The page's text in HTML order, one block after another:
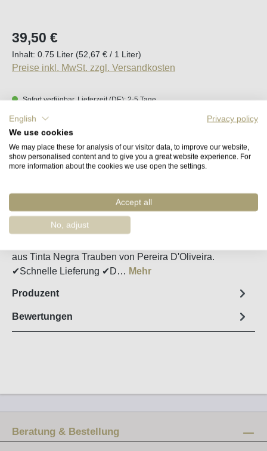
Regulärer Preis:
39,50 €
Inhalt: 0.75 Liter (52,67 € / 1 Liter)
Preise inkl. MwSt. zzgl. Versandkosten
Sofort verfügbar, Lieferzeit (DE): 2-5 Tage
Produkt Anzahl: Gib den gewünschten
Steckbrief
aus Tinta Negra Trauben von Pereira D'Oliveira.
✔Schnelle Lieferung ✔D… Mehr
Produzent
Bewertungen
Beratung & Bestellung
English
Privacy policy
We use cookies
We may place these for analysis of our visitor data, to improve our website,
show personalised content and to give you a great website experience. For
more information about the cookies we use open the settings.
Accept all
No, adjust